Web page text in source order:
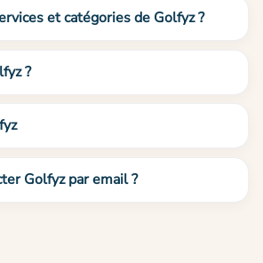
et catégories de Golfyz ?
?
Golfyz par email ?